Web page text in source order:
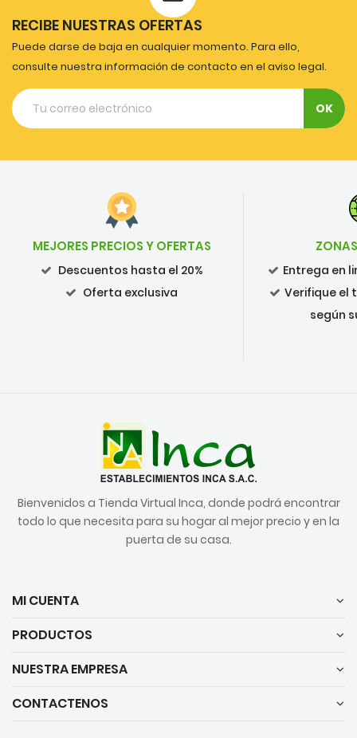
RECIBE NUESTRAS OFERTAS
Puede darse de baja en cualquier momento. Para ello,
consulte nuestra información de contacto en el aviso legal.
MEJORES PRECIOS Y OFERTAS
Descuentos hasta el 20%
Oferta exclusiva
Entrega en
Verifique el
según
Bienvenidos a Tienda Virtual Inca, donde podrá encontrar
todo lo que necesita para su hogar al mejor precio y en la
puerta de su casa.
MI CUENTA
PRODUCTOS
NUESTRA EMPRESA
CONTACTENOS